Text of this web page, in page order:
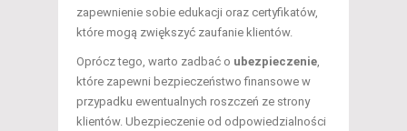
zapewnienie sobie edukacji oraz certyfikatów,
które mogą zwiększyć zaufanie klientów.
Oprócz tego, warto zadbać o ubezpieczenie
które zapewni bezpieczeństwo finansowe w
przypadku ewentualnych roszczeń ze strony
klientów. Ubezpieczenie od odpowiedzialności